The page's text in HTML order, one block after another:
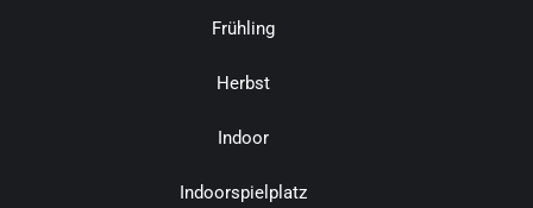
Frühling
Herbst
Indoor
Indoorspielplatz